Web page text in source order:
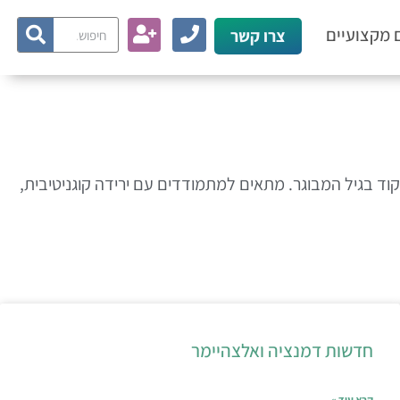
מקצועיים צרו קשר
בגיל המבוגר. מתאים למתמודדים עם ירידה קוגניטיבית,
חדשות דמנציה ואלצהיימר